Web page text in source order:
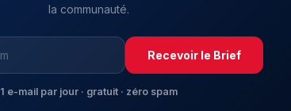
la communauté.
Recevoir le Brief
1 e-mail par jour · gratuit · zéro spam